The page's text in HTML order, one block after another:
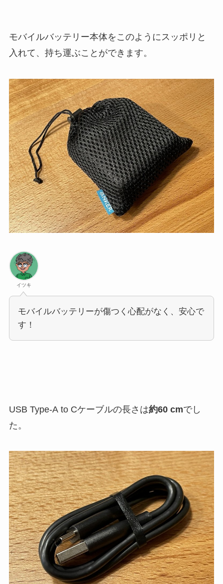
モバイルバッテリー本体をこのようにスッポリと
入れて、持ち運ぶことができます。
イツキ
モバイルバッテリーが傷つく心配がなく、安心で
す！
USB Type-A to Cケーブルの長さは約60 cmでし
た。